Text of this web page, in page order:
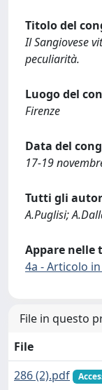
Titolo del
Il Sangiovese
peculiarità.
Luogo del
Firenze
Data del
17-19
Tutti gli
A.Puglisi;
Appare nelle
4a - Articolo
File in questo
File
286 (2).pdf